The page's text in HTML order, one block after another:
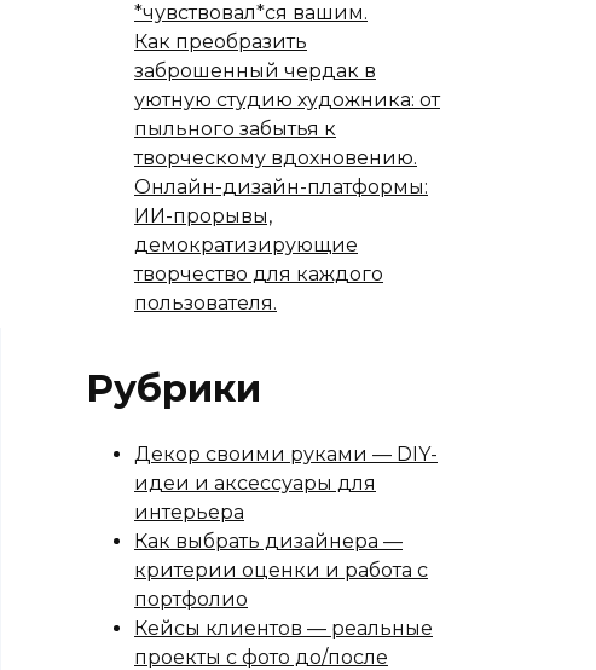
*чувствовал*ся вашим.
Как преобразить
заброшенный чердак в
уютную студию художника: от
пыльного забытья к
творческому вдохновению.
Онлайн-дизайн-платформы:
ИИ-прорывы,
демократизирующие
творчество для каждого
пользователя.
Рубрики
Декор своими руками — DIY-
идеи и аксессуары для
интерьера
Как выбрать дизайнера —
критерии оценки и работа с
портфолио
Кейсы клиентов — реальные
проекты с фото до/после